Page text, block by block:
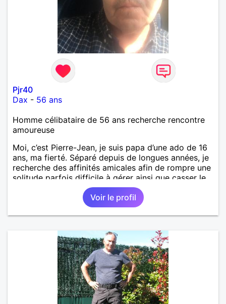
Pjr40
Dax - 56 ans
Homme célibataire de 56 ans recherche rencontre
amoureuse
Moi, c’est Pierre-Jean, je suis papa d’une ado de 16
ans, ma fierté. Séparé depuis de longues années, je
recherche des affinités amicales afin de rompre une
solitude parfois difficile à gérer ainsi que casser le
vague à l’âme. L’amitié reste extrêmement
importante à mes yeux mais peut se décliner en des
sentiments plus puissants. « Le temps fera son
œuvre » disait Arthur Schopenhauer, philosophe
autant être trop locace. Je suis bourré de qualités
avec très peu de défauts. Je suis altruiste,
bienveillant, empathique, attentionné, honnête,
respectueux, doux de caractère et compréhensif : je
laisse « glisser » beaucoup de choses. Mais ne vous
m’éprenez pas Mesdames, si une personne que
j’aime me trahit une fois, il n’y aura pas de seconde
Voir le profil